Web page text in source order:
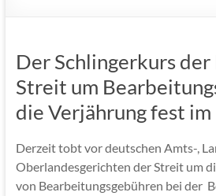
Der Schlingerkurs der
Streit um
die Verjährung fest
Derzeit tobt vor deutschen Amts-,
Oberlandesgerichten der Streit um
von Bearbeitungsgebühren bei der